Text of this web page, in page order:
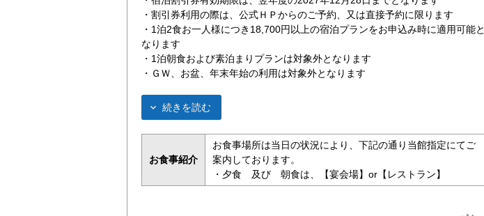
・割引券利用の際は、公式ＨＰからのご予約、又は直接予約に限ります
・1泊2食お一人様につき18,700円以上の宿泊プランをお申込み時に適用可能と
なります
・1泊朝食および素泊まりプランは対象外となります
・ＧＷ、お盆、年末年始の利用は対象外となります
続きを読む
お食事紹介
お食事場所は当日の状況により、下記の通り当館指定にてご
案内しております。
・夕食 及び 朝食は、【宴会場】or【レストラン】